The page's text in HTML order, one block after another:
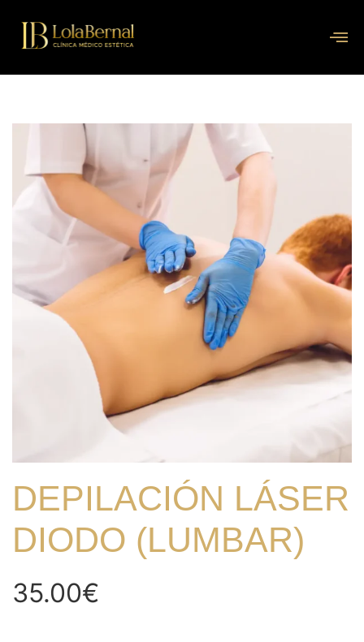
DEPILACIÓN LÁSER
DIODO (LUMBAR)
35.00€